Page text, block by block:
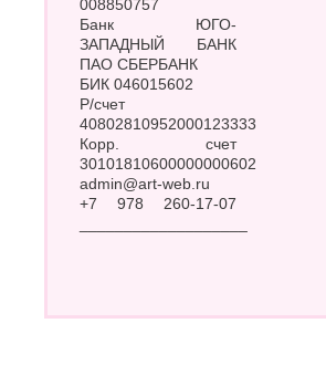
008850757
Банк ЮГО-
ЗАПАДНЫЙ БАНК
ПАО СБЕРБАНК
БИК 046015602
Р/счет
40802810952000123333
Корр. счет
30101810600000000602
admin@art-web.ru
+7 978 260-17-07